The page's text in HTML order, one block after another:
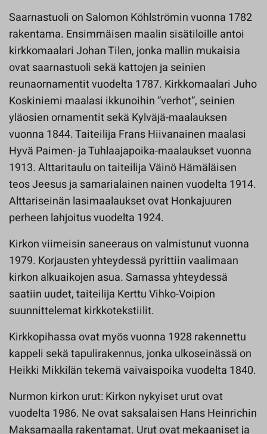
Saarnastuoli on Salomon Köhlströmin vuonna 1782
rakentama. Ensimmäisen maalin sisätiloille antoi
kirkkomaalari Johan Tilen, jonka mallin mukaisia
ovat saarnastuoli sekä kattojen ja seinien
reunaornamentit vuodelta 1787. Kirkkomaalari Juho
Koskiniemi maalasi ikkunoihin ”verhot”, seinien
yläosien ornamentit sekä Kylväjä-maalauksen
vuonna 1844. Taiteilija Frans Hiivanainen maalasi
Hyvä Paimen- ja Tuhlaajapoika-maalaukset vuonna
1913. Alttaritaulu on taiteilija Väinö Hämäläisen
teos Jeesus ja samarialainen nainen vuodelta 1914.
Alttariseinän lasimaalaukset ovat Honkajuuren
perheen lahjoitus vuodelta 1924.
Kirkon viimeisin saneeraus on valmistunut vuonna
1979. Korjausten yhteydessä pyrittiin vaalimaan
kirkon alkuaikojen asua. Samassa yhteydessä
saatiin uudet, taiteilija Kerttu Vihko-Voipion
suunnittelemat kirkkotekstiilit.
Kirkkopihassa ovat myös vuonna 1928 rakennettu
kappeli sekä tapulirakennus, jonka ulkoseinässä on
Heikki Mikkilän tekemä vaivaispoika vuodelta 1840.
Nurmon kirkon urut: Kirkon nykyiset urut ovat
vuodelta 1986. Ne ovat saksalaisen Hans Heinrichin
Maksamaalla rakentamat. Urut ovat mekaaniset ja